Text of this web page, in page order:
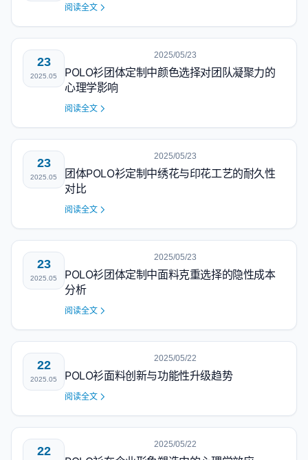
阅读全文
23
2025.05
2025/05/23
POLO衫团体定制中颜色选择对团队凝聚力的
心理学影响
阅读全文
23
2025.05
2025/05/23
团体POLO衫定制中绣花与印花工艺的耐久性
对比
阅读全文
23
2025.05
2025/05/23
POLO衫团体定制中面料克重选择的隐性成本
分析
阅读全文
22
2025.05
2025/05/22
POLO衫面料创新与功能性升级趋势
阅读全文
22 2025/05/22